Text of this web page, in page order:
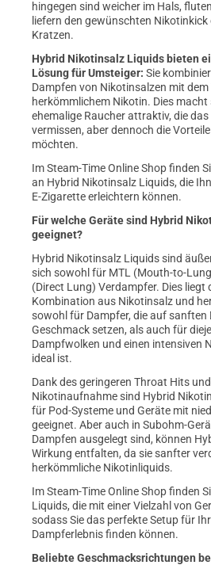
hingegen sind weicher im Hals,
liefern den gewünschten
Kratzen.
Hybrid Nikotinsalz Liquids bieten
Lösung für Umsteiger: Sie
Dampfen von Nikotinsalzen mit
herkömmlichem Nikotin. Dies
ehemalige Raucher attraktiv, die
vermissen, aber dennoch die
möchten.
Im Steam-Time Online Shop finden
an Hybrid Nikotinsalz Liquids, die
E-Zigarette erleichtern können.
Für welche Geräte sind Hybrid
geeignet?
Hybrid Nikotinsalz Liquids sind
sich sowohl für MTL (Mouth-to-
(Direct Lung) Verdampfer. Dies liegt
Kombination aus Nikotinsalz und
sowohl für Dampfer, die auf sanften
Geschmack setzen, als auch für
Dampfwolken und einen intensiven
ideal ist.
Dank des geringeren Throat Hits
Nikotinaufnahme sind Hybrid
für Pod-Systeme und Geräte mit
geeignet. Aber auch in Subohm-
Dampfen ausgelegt sind, können
Wirkung entfalten, da sie sanfter
herkömmliche Nikotinliquids.
Im Steam-Time Online Shop finden
Liquids, die mit einer Vielzahl von
sodass Sie das perfekte Setup für
Dampferlebnis finden können.
Beliebte Geschmacksrichtungen